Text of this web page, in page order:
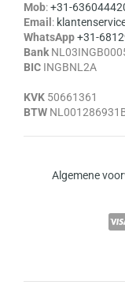
Mob:+31-
Email :
WhatsApp+31-
Bank
BIC INGBNL2A
KVK 50661361
BTW
Algemene